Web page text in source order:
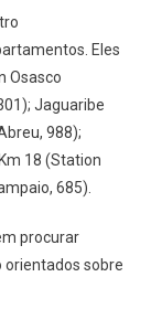
Eles
Osasco
Jaguaribe
988);
18 (Station
685).
procurar
sobre